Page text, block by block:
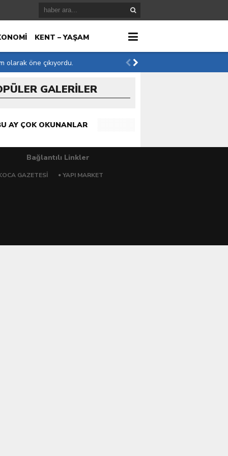
KENT – YAŞAM
olarak öne çıkıyordu.
GALERİLER
AY ÇOK OKUNANLAR
Bağlantılı Linkler
GAZETESI YAPI MARKET